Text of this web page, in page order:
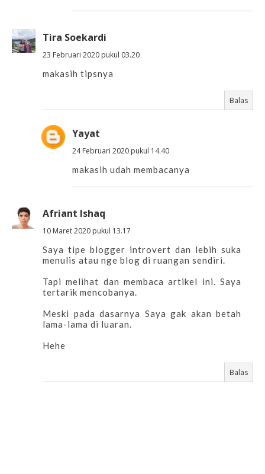
Tira Soekardi
23 Februari 2020 pukul 03.20
makasih tipsnya
Balas
Yayat
24 Februari 2020 pukul 14.40
makasih udah membacanya
Afriant Ishaq
10 Maret 2020 pukul 13.17
Saya tipe blogger introvert dan lebih suka
menulis atau nge blog di ruangan sendiri.
Tapi melihat dan membaca artikel ini. Saya
tertarik mencobanya.
Meski pada dasarnya Saya gak akan betah
lama-lama di luaran.
Hehe
Balas